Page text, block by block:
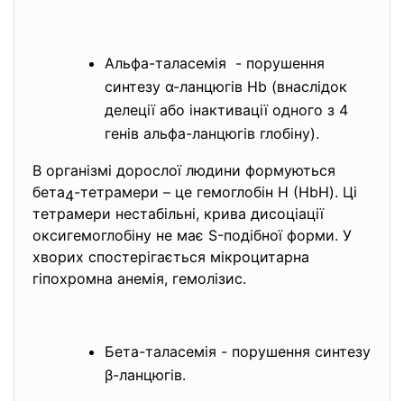
Альфа-таласемія - порушення
синтезу α-ланцюгів Hb (внаслідок
делеції або інактивації одного з 4
генів альфа-ланцюгів глобіну).
В організмі дорослої людини формуються
бета4-тетрамери – це гемоглобін Н (HbH). Ці
тетрамери нестабільні, крива дисоціації
оксигемоглобіну не має S-подібної форми. У
хворих спостерігається мікроцитарна
гіпохромна анемія, гемолізис.
Бета-таласемія - порушення синтезу
β-ланцюгів.